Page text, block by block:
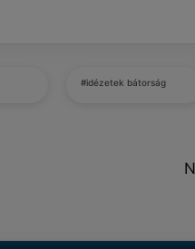
#idézetek bátorság